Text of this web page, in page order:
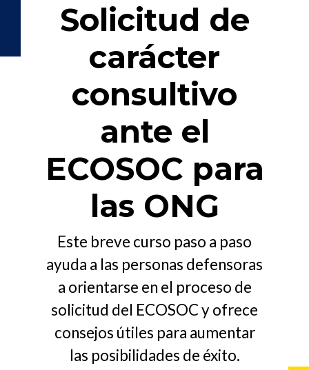
Solicitud de
carácter
consultivo
ante el
ECOSOC para
las ONG
Este breve curso paso a paso
ayuda a las personas defensoras
a orientarse en el proceso de
solicitud del ECOSOC y ofrece
consejos útiles para aumentar
las posibilidades de éxito.